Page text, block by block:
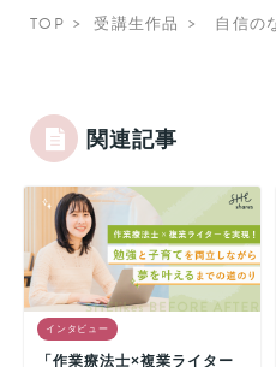
TOP 受講生作品 自信の
関連記事
インタビュー
「作業療法士×複業ライター